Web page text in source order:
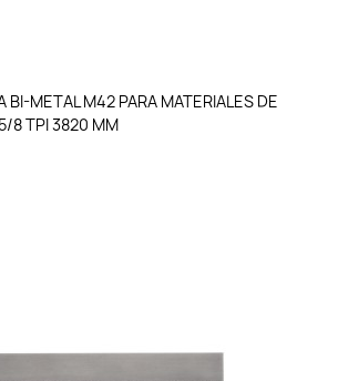
BI-METAL M42 PARA MATERIALES DE
5/8 TPI 3820 MM